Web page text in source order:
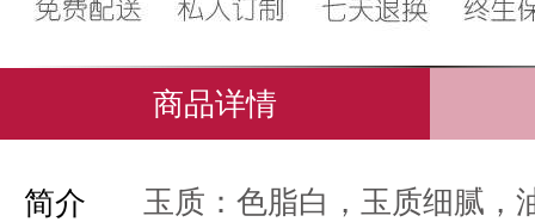
商品详情
简介 玉质：色脂白，玉质细腻，